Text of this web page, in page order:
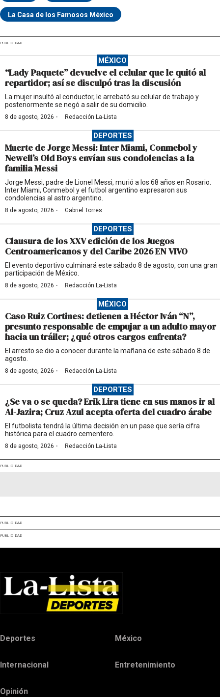
La Casa de los Famosos México
PUBLICIDAD
MÉXICO
“Lady Paquete” devuelve el celular que le quitó al
repartidor; así se disculpó tras la discusión
La mujer insultó al conductor, le arrebató su celular de trabajo y
posteriormente se negó a salir de su domicilio.
8 de agosto, 2026 · Redacción La-Lista
DEPORTES
Muerte de Jorge Messi: Inter Miami, Conmebol y
Newell’s Old Boys envían sus condolencias a la
familia Messi
Jorge Messi, padre de Lionel Messi, murió a los 68 años en Rosario.
Inter Miami, Conmebol y el futbol argentino expresaron sus
condolencias al astro argentino.
8 de agosto, 2026 · Gabriel Torres
DEPORTES
Clausura de los XXV edición de los Juegos
Centroamericanos y del Caribe 2026 EN VIVO
El evento deportivo culminará este sábado 8 de agosto, con una gran
participación de México.
8 de agosto, 2026 · Redacción La-Lista
MÉXICO
Caso Ruiz Cortines: detienen a Héctor Iván “N”,
presunto responsable de empujar a un adulto mayor
hacia un tráiler; ¿qué otros cargos enfrenta?
El arresto se dio a conocer durante la mañana de este sábado 8 de
agosto.
8 de agosto, 2026 · Redacción La-Lista
DEPORTES
¿Se va o se queda? Erik Lira tiene en sus manos ir al
Al-Jazira; Cruz Azul acepta oferta del cuadro árabe
El futbolista tendrá la última decisión en un pase que sería cifra
histórica para el cuadro cementero.
8 de agosto, 2026 · Redacción La-Lista
PUBLICIDAD
PUBLICIDAD
PUBLICIDAD
Deportes México
Internacional Entretenimiento
Opinión